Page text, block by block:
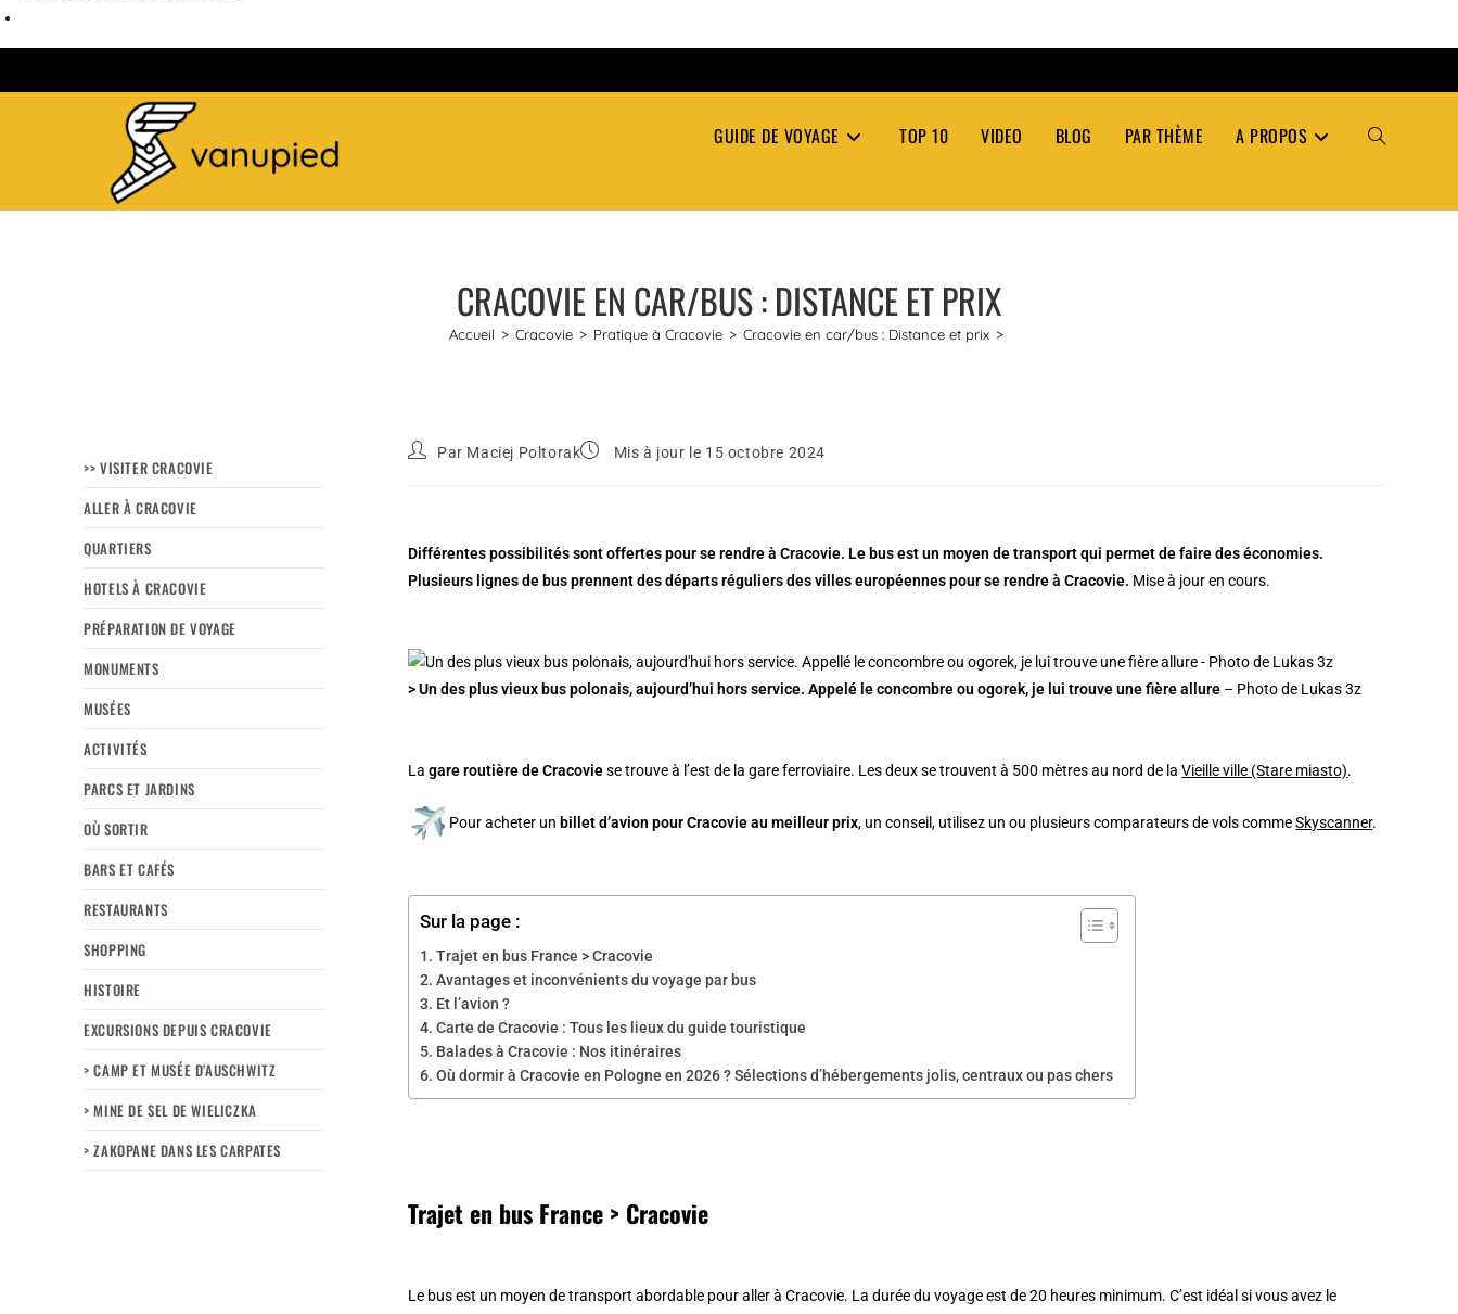
GUIDE DE VOYAGE TOP 10 VIDEO BLOG PAR THÈME A PROPOS TOGGLE
CRACOVIE EN CAR/BUS : DISTANCE ET PRIX
Accueil > Cracovie > Pratique à Cracovie > Cracovie en car/bus : Distance et prix >
>> VISITER CRACOVIE
ALLER À CRACOVIE
QUARTIERS
HOTELS À CRACOVIE
PRÉPARATION DE VOYAGE
MONUMENTS
MUSÉES
ACTIVITÉS
PARCS ET JARDINS
OÙ SORTIR
BARS ET CAFÉS
RESTAURANTS
SHOPPING
HISTOIRE
EXCURSIONS DEPUIS CRACOVIE
> CAMP ET MUSÉE D’AUSCHWITZ
> MINE DE SEL DE WIELICZKA
> ZAKOPANE DANS LES CARPATES
Par Maciej Poltorak Mis à jour le 15 octobre 2024
Différentes possibilités sont offertes pour se rendre à Cracovie. Le bus est un moyen de transport qui permet de faire des économies.
Plusieurs lignes de bus prennent des départs réguliers des villes européennes pour se rendre à Cracovie. Mise à jour en cours.
> Un des plus vieux bus polonais, aujourd’hui hors service. Appelé le concombre ou ogorek, je lui trouve une fière allure – Photo de Lukas 3z
Lagare routière de Cracoviese trouve à l’est de la gare ferroviaire. Les deux se trouvent à 500 mètres au nord de laVieille ville (Stare miasto).
Pour acheter un billet d’avion pour Cracovie au meilleur prix, un conseil, utilisez un ou plusieurs comparateurs de vols commeSkyscanner.
Sur la page :
Trajet en bus France > Cracovie
Avantages et inconvénients du voyage par bus
Et l’avion ?
Carte de Cracovie : Tous les lieux du guide touristique
Balades à Cracovie : Nos itinéraires
Où dormir à Cracovie en Pologne en 2026 ? Sélections d’hébergements jolis, centraux ou pas chers
Trajet en bus France > Cracovie
Le bus est un moyen de transport abordable pour aller à Cracovie. La durée du voyage est de 20 heures minimum. C’est idéal si vous avez le